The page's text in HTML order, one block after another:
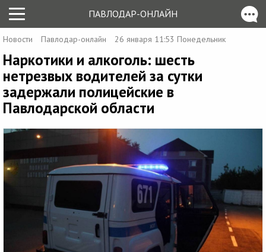
ПАВЛОДАР-ОНЛАЙН
Новости Павлодар-онлайн 26 января 11:53 Понедельник
Наркотики и алкоголь: шесть
нетрезвых водителей за сутки
задержали полицейские в
Павлодарской области